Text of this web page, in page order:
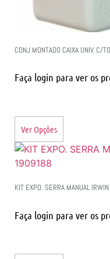
CONJ MONTADO CAIXA UNIV. C/
Faça login para ver os
Ver Opções
KIT EXPO. SERRA MANUAL
Faça login para ver os